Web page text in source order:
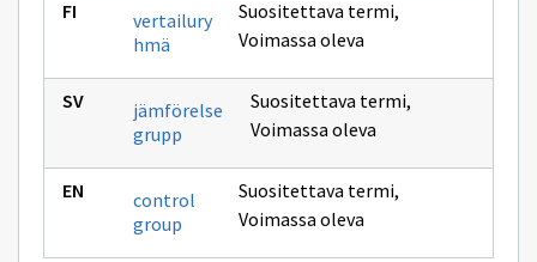
vertailury
hmä
Suositettava termi,
Voimassa oleva
jämförelse
grupp
Suositettava termi,
Voimassa oleva
control
group
Suositettava termi,
Voimassa oleva